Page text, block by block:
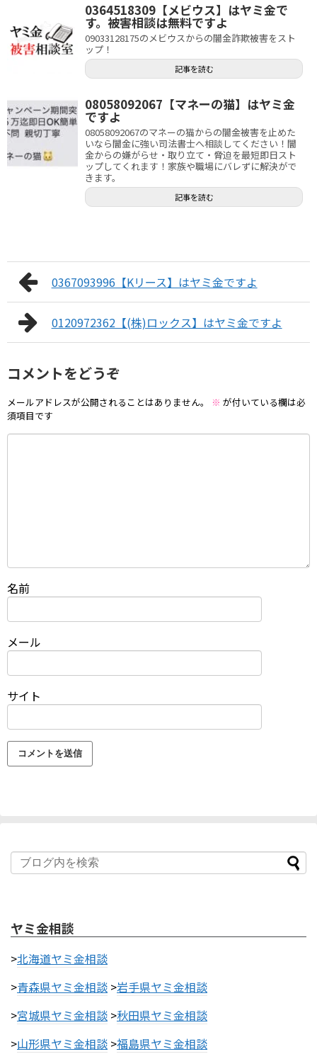
0364518309【メビウス】はヤミ金で
す。被害相談は無料ですよ
09033128175のメビウスからの闇金詐欺被害をスト
ップ！
記事を読む
08058092067【マネーの猫】はヤミ金
ですよ
08058092067のマネーの猫からの闇金被害を止めた
いなら闇金に強い司法書士へ相談してください！闇
金からの嫌がらせ・取り立て・脅迫を最短即日スト
ップしてくれます！家族や職場にバレずに解決がで
きます。
記事を読む
0367093996【Kリース】はヤミ金ですよ
0120972362【(株)ロックス】はヤミ金ですよ
コメントをどうぞ
メールアドレスが公開されることはありません。 ※ が付いている欄は必
須項目です
名前
メール
サイト
ヤミ金相談
>北海道ヤミ金相談
>青森県ヤミ金相談 >岩手県ヤミ金相談
>宮城県ヤミ金相談 >秋田県ヤミ金相談
>山形県ヤミ金相談 >福島県ヤミ金相談